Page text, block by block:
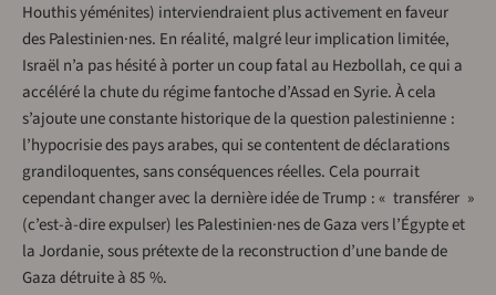
Houthis yéménites) interviendraient plus activement en faveur
des Palestinien·nes. En réalité, malgré leur implication limitée,
Israël n’a pas hésité à porter un coup fatal au Hezbollah, ce qui a
accéléré la chute du régime fantoche d’Assad en Syrie. À cela
s’ajoute une constante historique de la question palestinienne :
l’hypocrisie des pays arabes, qui se contentent de déclarations
grandiloquentes, sans conséquences réelles. Cela pourrait
cependant changer avec la dernière idée de Trump : « transférer »
(c’est-à-dire expulser) les Palestinien·nes de Gaza vers l’Égypte et
la Jordanie, sous prétexte de la reconstruction d’une bande de
Gaza détruite à 85 %.